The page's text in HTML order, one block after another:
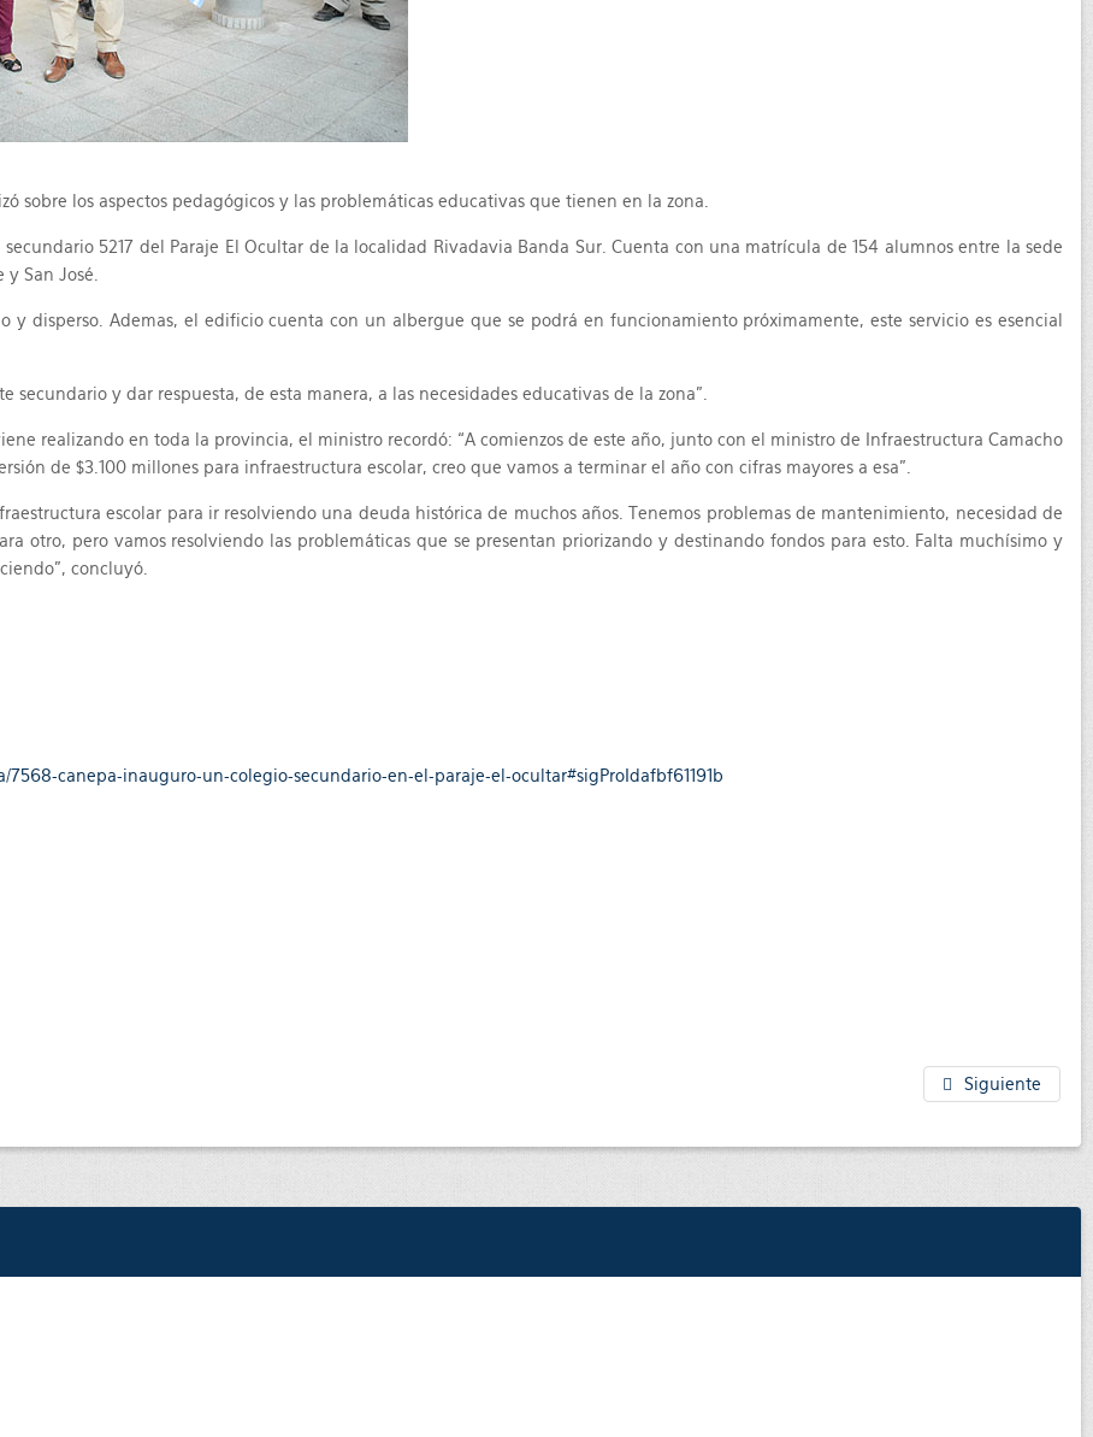
sobre los aspectos pedagógicos y las problemáticas educativas que tienen en la zona.
5217 del Paraje El Ocultar de la localidad Rivadavia Banda Sur. Cuenta con una matrícula de 154 alumnos entre la sede
San José.
y disperso. Ademas, el edificio cuenta con un albergue que se podrá en funcionamiento próximamente, este servicio es esencial
y dar respuesta, de esta manera, a las necesidades educativas de la zona”.
realizando en toda la provincia, el ministro recordó: “A comienzos de este año, junto con el ministro de Infraestructura Camacho
de $3.100 millones para infraestructura escolar, creo que vamos a terminar el año con cifras mayores a esa”.
escolar para ir resolviendo una deuda histórica de muchos años. Tenemos problemas de mantenimiento, necesidad de
otro, pero vamos resolviendo las problemáticas que se presentan priorizando y destinando fondos para esto. Falta muchísimo y
concluyó.
canepa-inauguro-un-colegio-secundario-en-el-paraje-el-ocultar#sigProIdafbf61191b
Siguiente